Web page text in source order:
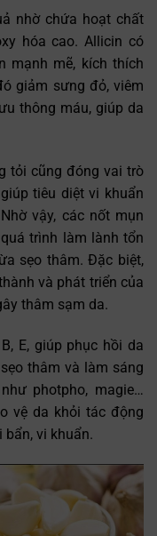
nhờ chứa hoạt chất
hóa cao. Allicin có
mạnh mẽ, kích thích
giảm sưng đỏ, viêm
thông máu, giúp da
tỏi cũng đóng vai trò
tiêu diệt vi khuẩn
vậy, các nốt mụn
trình làm lành tổn
sẹo thâm. Đặc biệt,
và phát triển của
thâm sạm da.
E, giúp phục hồi da
thâm và làm sáng
photpho, magie…
vệ da khỏi tác động
vi khuẩn.